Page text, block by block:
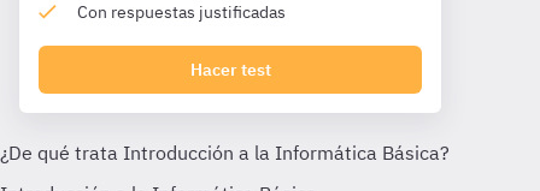
Con respuestas justificadas
Hacer test